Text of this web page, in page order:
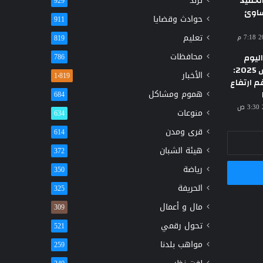
الأحد 23 مارس 2025:
ارتفاع
حوادث وقضايا 911
تعليم 819
محافظات 786
الأخبار 1٬819
هموم ومشاكل 684
منوعات 634
قرى ومدن 614
هيئة الشبان 372
رياضة 350
الحريفة 325
مال و أعمال 309
تحول رقمي 521
مواهب بلدنا 259